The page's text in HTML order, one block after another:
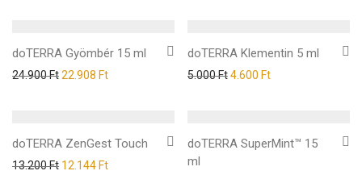
doTERRA Gyömbér 15 ml
24.900Ft22.908 Ft
doTERRA Klementin 5 ml
5.000Ft4.600 Ft
doTERRA ZenGest Touch
13.200Ft 12.144 Ft
doTERRA SuperMint™ 15
ml